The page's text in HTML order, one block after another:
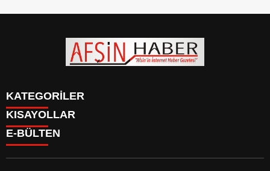
KATEGORİLER
SİYASET
EĞİTİM
KISAYOLLAR
SİYASET
EĞİTİM
E-BÜLTEN